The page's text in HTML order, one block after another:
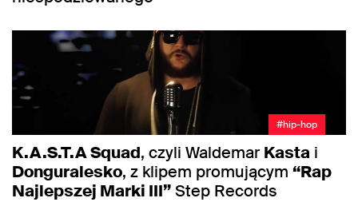
#hip-hop
K.A.S.T.A Squad, czyli Waldemar Kasta i
Donguralesko, z klipem promującym “Rap
Najlepszej Marki III”Step Records